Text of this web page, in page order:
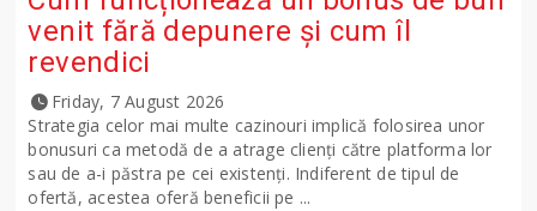
venit fără depunere și cum îl
revendici
Friday, 7 August 2026
Strategia celor mai multe cazinouri implică folosirea unor
bonusuri ca metodă de a atrage clienți către platforma lor
sau de a-i păstra pe cei existenți. Indiferent de tipul de
ofertă, acestea oferă beneficii pe ...